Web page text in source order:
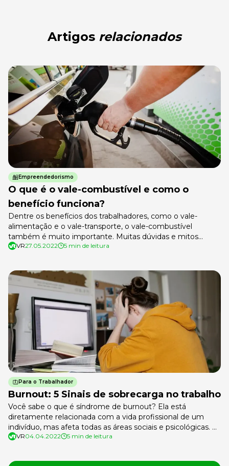
Artigos relacionados
Empreendedorismo
O que é o vale-combustível e como o
benefício funciona?
Dentre os benefícios dos trabalhadores, como o vale-
alimentação e o vale-transporte, o vale-combustível
também é muito importante. Muitas dúvidas e mitos
cercam o auxílio fornecido pela empresa aos trabalhadores.
utilizá-lo? Todas essas são questões que ouvimos no
mercado […]
VR27.05.2022 5 min de leitura
Para o Trabalhador
Burnout: 5 Sinais de sobrecarga no trabalho
Você sabe o que é síndrome de burnout? Ela está
diretamente relacionada com a vida profissional de um
indivíduo, mas afeta todas as áreas sociais e psicológicas. É
um distúrbio causado pela exaustão extrema, também
VR04.04.2022 5 min de leitura